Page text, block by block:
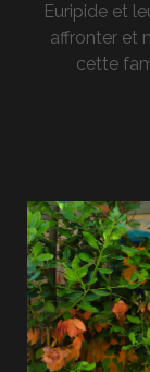
Euripide et
affronter et
cette